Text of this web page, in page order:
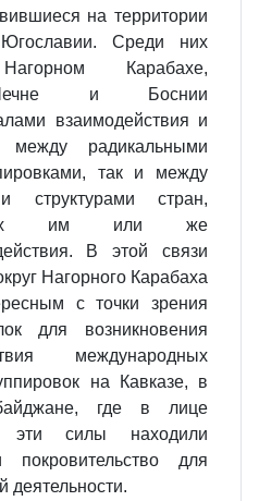
на территории
Среди них
Карабахе,
Чечне и Боснии
взаимодействия и
между радикальными
так и между
стран,
им или же
В этой связи
Нагорного Карабаха
с точки зрения
для возникновения
международных
на Кавказе, в
где в лице
эти силы находили
для
деятельности.